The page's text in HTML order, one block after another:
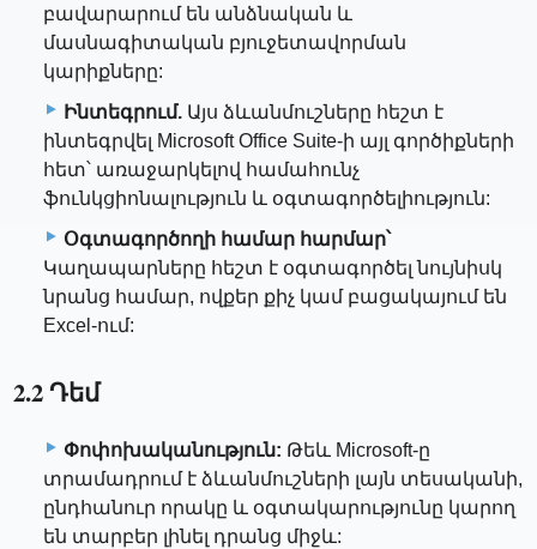
բավարարում են անձնական և
մասնագիտական ​​բյուջետավորման
կարիքները:
Ինտեգրում. Այս ձևանմուշները հեշտ է
ինտեգրվել Microsoft Office Suite-ի այլ գործիքների
հետ՝ առաջարկելով համահունչ
ֆունկցիոնալություն և օգտագործելիություն:
Օգտագործողի համար հարմար՝
Կաղապարները հեշտ է օգտագործել նույնիսկ
նրանց համար, ովքեր քիչ կամ բացակայում են
Excel-ում:
2.2 Դեմ
Փոփոխականություն: Թեև Microsoft-ը
տրամադրում է ձևանմուշների լայն տեսականի,
ընդհանուր որակը և օգտակարությունը կարող
են տարբեր լինել դրանց միջև: